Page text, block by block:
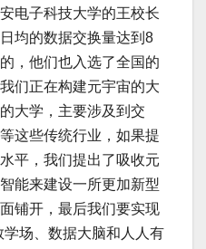
电子科技大学的王校长
均的数据交换量达到8
，他们也入选了全国的
们正在构建元宇宙的大
大学，主要涉及到交
这些传统行业，如果提
平，我们提出了吸收元
能来建设一所更加新型
铺开，最后我们要实现
场、数据大脑和人人有